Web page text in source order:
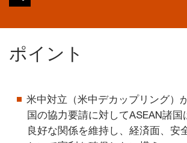
ポイント
米中対立（米中デカップリング）
国の協力要請に対してASEAN諸
良好な関係を維持し、経済面、安